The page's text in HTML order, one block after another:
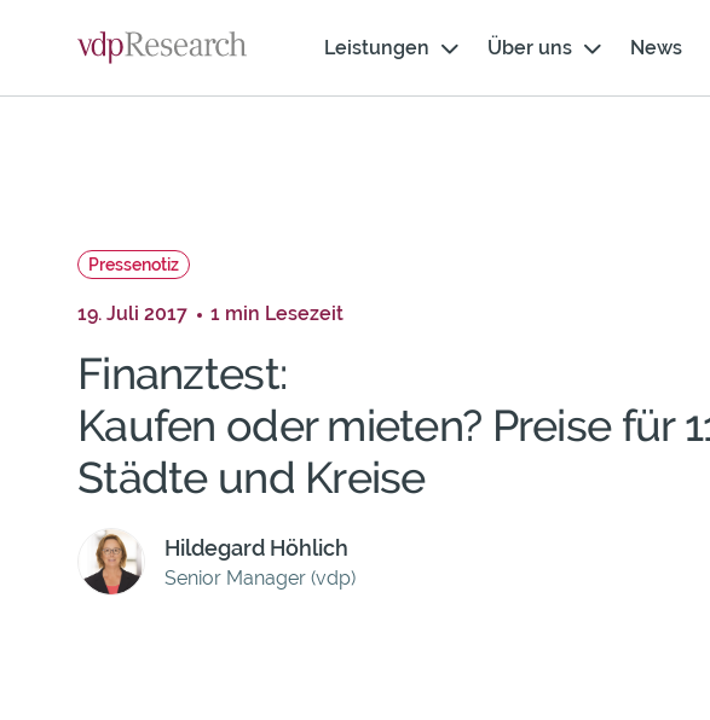
banner
NavigationLeistungen Über uns News
Pressenotiz
19. Juli 2017 1 min Lesezeit
Finanztest:
Kaufen oder mieten? Preise für
Städte und Kreise
Hildegard Höhlich
Senior Manager (vdp)